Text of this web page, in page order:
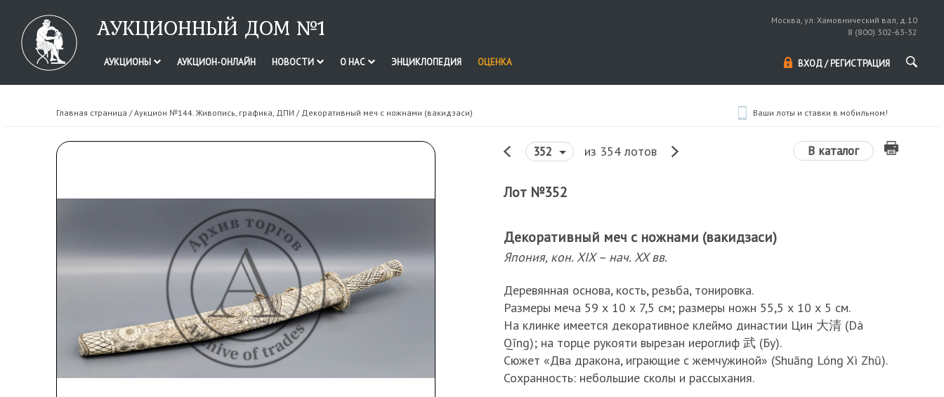
АУКЦИОННЫЙ ДОМ №1
Москва, ул. Хамовнический вал, д.10
8 (800) 302-63-32
АУКЦИОНЫ АУКЦИОН-ОНЛАЙН НОВОСТИ О НАС ЭНЦИКЛОПЕДИЯ ОЦЕНКА ВХОД / РЕГИСТРАЦИЯ
Главная страница /Аукцион №144. Живопись, графика, ДПИ / Декоративный меч с ножнами (вакидзаси) Ваши лоты и ставки в мобильном!
352 из 354 лотов В каталог
Лот №352
Декоративный меч с ножнами (вакидзаси)
Япония, кон. XIX – нач. XX вв.
Деревянная основа, кость, резьба, тонировка.
Размеры меча 59 х 10 х 7,5 см; размеры ножн 55,5 х 10 х 5 см.
На клинке имеется декоративное клеймо династии Цин 大清 (Dà
Qīng); на торце рукояти вырезан иероглиф 武 (Бу).
Сюжет «Два дракона, играющие с жемчужиной» (Shuāng Lóng Xì Zhū).
Сохранность: небольшие сколы и рассыхания.